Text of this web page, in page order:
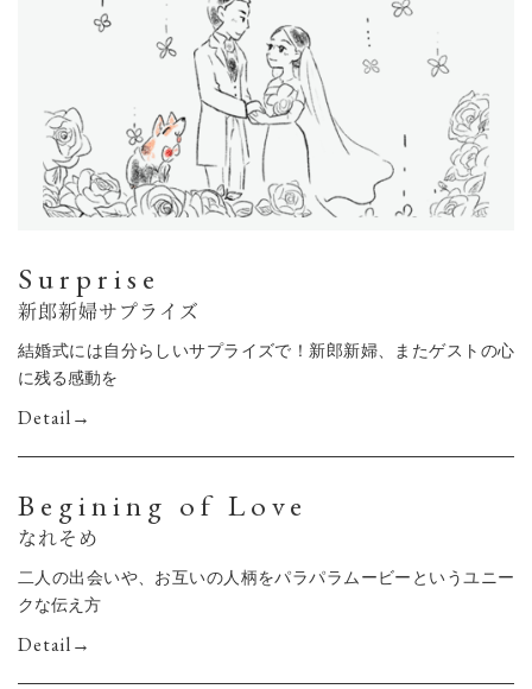
Surprise
新郎新婦サプライズ
結婚式には自分らしいサプライズで！新郎新婦、またゲストの心
に残る感動を
Detail→
Begining of Love
なれそめ
二人の出会いや、お互いの人柄をパラパラムービーというユニー
クな伝え方
Detail→